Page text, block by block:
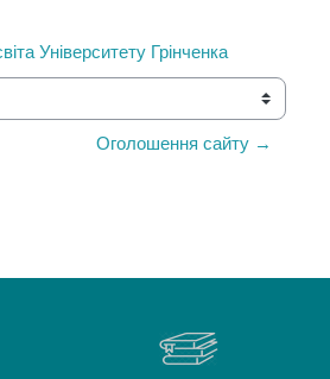
Університету Грінченка
Оголошення сайту →